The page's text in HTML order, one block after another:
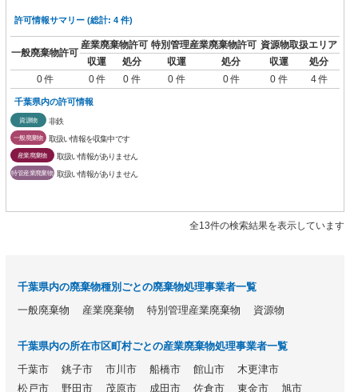
許可情報サマリー (総計: 4 件)
一般廃棄物許可
産業廃棄物許可 特別管理産業廃棄物許可 資源物取扱エリア
収運
処分 収運 処分 収運
処分
0 件
0 件 0 件 0 件 0 件 0 件 4 件
千葉県内の許可情報
資源物 非鉄
一般廃棄物 取扱い情報を収集中です
産業廃棄物 取扱い情報がありません
特管産業廃棄物 取扱い情報がありません
全13件の検索結果を表示しています
千葉県内の廃棄物種別ごとの廃棄物処理事業者一覧
一般廃棄物 産業廃棄物 特別管理産業廃棄物 資源物
千葉県内の所在市区町村ごとの産業廃棄物処理事業者一覧
千葉市 銚子市 市川市 船橋市 館山市
木更津市
松戸市
野田市 茂原市 成田市 佐倉市 東金市 旭市